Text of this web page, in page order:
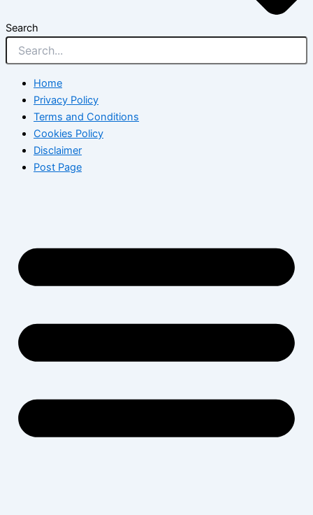
Search
Home
Privacy Policy
Terms and Conditions
Cookies Policy
Disclaimer
Post Page